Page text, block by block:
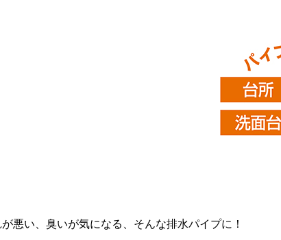
悪い、臭いが気になる、そんな排水パイプに！